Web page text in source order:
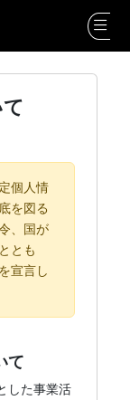
個人情
を図る
、国が
とも
宣言し
て
した事業活